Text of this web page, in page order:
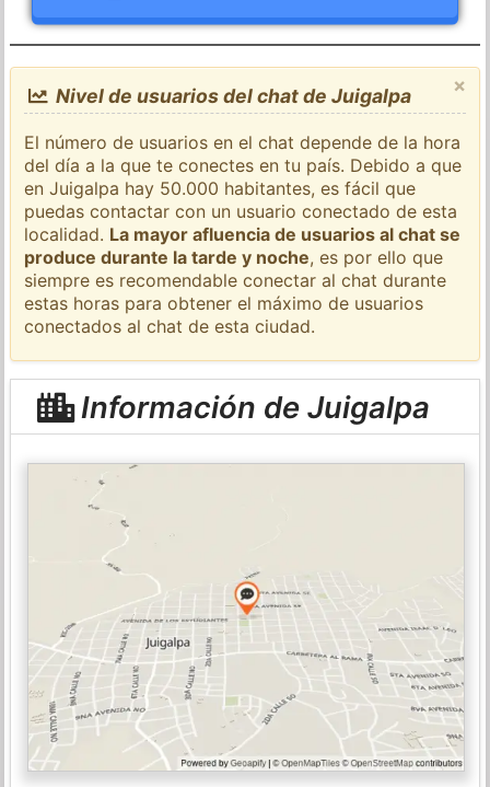
×
Nivel de usuarios del chat de Juigalpa
El número de usuarios en el chat depende de la hora
del día a la que te conectes en tu país. Debido a que
en Juigalpa hay 50.000 habitantes, es fácil que
puedas contactar con un usuario conectado de esta
localidad. La mayor afluencia de usuarios al chat se
produce durante la tarde y noche, es por ello que
siempre es recomendable conectar al chat durante
estas horas para obtener el máximo de usuarios
conectados al chat de esta ciudad.
Información de Juigalpa